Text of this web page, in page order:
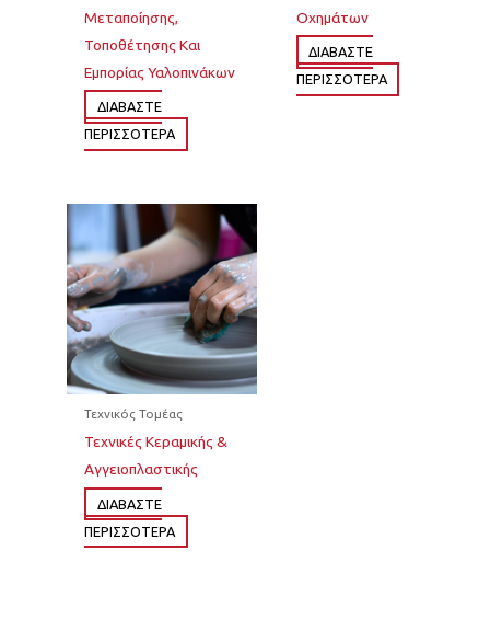
Μεταποίησης,
Τοποθέτησης Και
Εμπορίας Υαλοπινάκων
ΔΙΆΒΑΣΤΕ
ΠΕΡΙΣΣΌΤΕΡΑ
Οχημάτων
ΔΙΆΒΑΣΤΕ
ΠΕΡΙΣΣΌΤΕΡΑ
Τεχνικός Τομέας
Τεχνικές Κεραμικής &
Αγγειοπλαστικής
ΔΙΆΒΑΣΤΕ
ΠΕΡΙΣΣΌΤΕΡΑ